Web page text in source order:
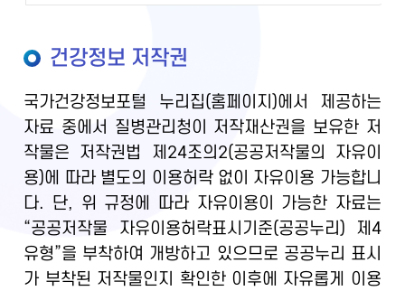
건강정보 저작권
국가건강정보포털 누리집(홈페이지)에서 제공하는
자료 중에서 질병관리청이 저작재산권을 보유한 저
작물은 저작권법 제24조의2(공공저작물의 자유이
용)에 따라 별도의 이용허락 없이 자유이용 가능합니
다. 단, 위 규정에 따라 자유이용이 가능한 자료는
“공공저작물 자유이용허락표시기준(공공누리) 제4
유형”을 부착하여 개방하고 있으므로 공공누리 표시
가 부착된 저작물인지 확인한 이후에 자유롭게 이용